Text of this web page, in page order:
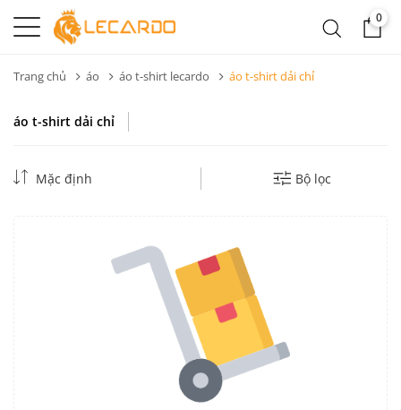
0
Trang chủ áo áo t-shirt lecardo áo t-shirt dải chỉ
áo t-shirt dải chỉ
Mặc định Bộ lọc